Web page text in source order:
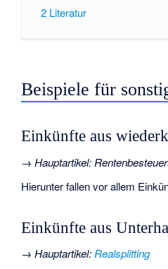
2 Literatur
Beispiele für
Einkünfte aus
→Hauptartikel:
Hierunter fallen vor allem
Einkünfte aus
→Hauptartikel: Realsplitting